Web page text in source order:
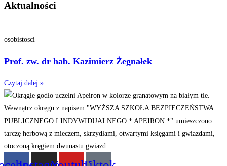
Aktualności
osobistosci
Prof. zw. dr hab. Kazimierz Żegnałek
Czytaj dalej »